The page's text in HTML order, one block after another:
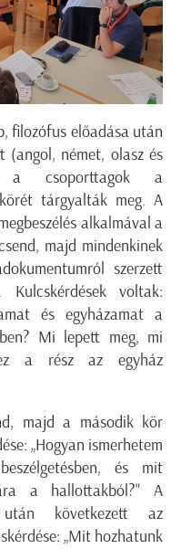
filozófus előadása után
(angol, német, olasz és
a csoporttagok a
tárgyalták meg. A
alkalmával a
majd mindenkinek
szerzett
voltak:
és egyházamat a
Mi lepett meg, mi
a rész az egyház
majd a második kör
„Hogyan ismerhetem
és mit
a hallottakból?" A
következett az
„Mit hozhatunk